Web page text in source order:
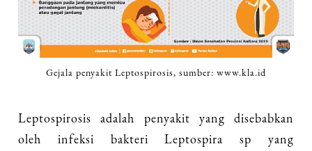
Gejala penyakit Leptospirosis, sumber: www.kla.id
Leptospirosis adalah penyakit yang disebabkan
oleh infeksi bakteri Leptospira sp yang